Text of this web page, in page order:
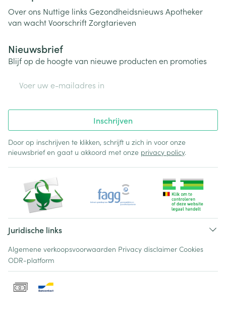
Over ons Nuttige links Gezondheidsnieuws Apotheker
van wachtVoorschriftZorgtarieven
Nieuwsbrief
Blijf op de hoogte van nieuwe producten en promoties
Inschrijven
Door op inschrijven te klikken, schrijft u zich in voor onze
nieuwsbrief en gaat u akkoord met onze privacy policy.
Juridische links
Algemene verkoopsvoorwaarden Privacy disclaimer Cookies
ODR-platform